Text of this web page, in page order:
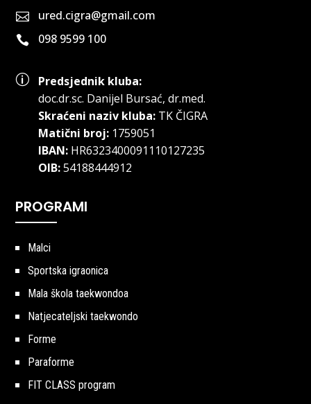
 ured.cigra@gmail.com
 098 9599 100
p
Predsjednik kluba:
doc.dr.sc. Danijel Bursać, dr.med.
Skraćeni naziv kluba:TK ČIGRA
Matični broj:1759051
IBAN:HR6323400091110127235
OIB:54188444912
PROGRAMI
Malci
Sportska igraonica
Mala škola taekwondoa
Natjecateljski taekwondo
Forme
Paraforme
FIT CLASS program